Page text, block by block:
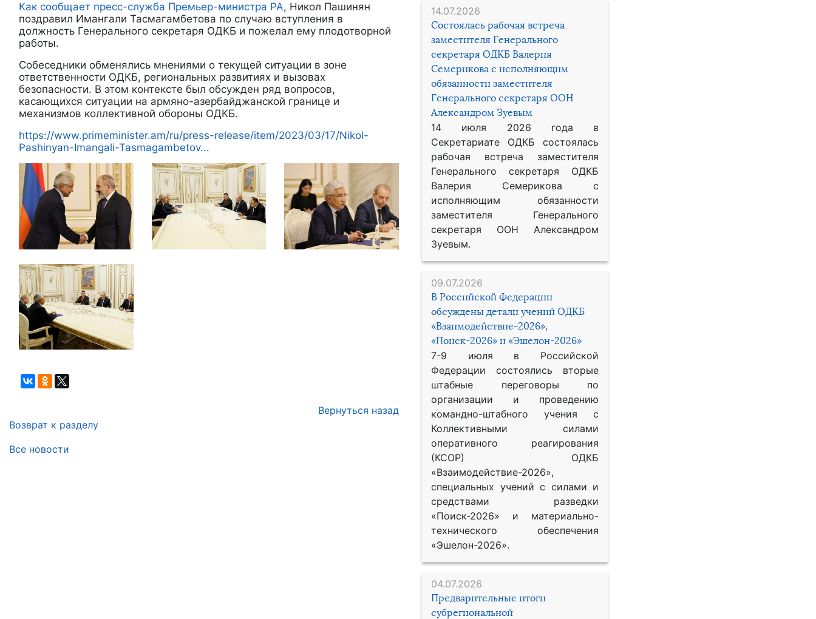
14.07.2026
Состоялась рабочая встреча
заместителя Генерального
секретаря ОДКБ Валерия
Семерикова с исполняющим
обязанности заместителя
Генерального секретаря ООН
Александром Зуевым
14 июля 2026 года в
Секретариате ОДКБ состоялась
рабочая встреча заместителя
Генерального секретаря ОДКБ
Валерия Семерикова с
исполняющим обязанности
заместителя Генерального
секретаря ООН Александром
Зуевым.
09.07.2026
В Российской Федерации
обсуждены детали учений ОДКБ
«Взаимодействие-2026»,
«Поиск-2026» и «Эшелон-2026»
7-9 июля в Российской
Федерации состоялись вторые
штабные переговоры по
организации и проведению
командно-штабного учения с
Коллективными силами
оперативного реагирования
(КСОР) ОДКБ
«Взаимодействие-2026»,
специальных учений с силами и
средствами разведки
«Поиск-2026» и материально-
технического обеспечения
«Эшелон-2026».
04.07.2026
Предварительные итоги
субрегиональной
Как сообщает пресс-служба Премьер-министра РА, Никол Пашинян
поздравил Имангали Тасмагамбетова по случаю вступления в
должность Генерального секретаря ОДКБ и пожелал ему плодотворной
работы.
Собеседники обменялись мнениями о текущей ситуации в зоне
ответственности ОДКБ, региональных развитиях и вызовах
безопасности. В этом контексте был обсужден ряд вопросов,
касающихся ситуации на армяно-азербайджанской границе и
механизмов коллективной обороны ОДКБ.
https://www.primeminister.am/ru/press-release/item/2023/03/17/Nikol-
Pashinyan-Imangali-Tasmagambetov...
Вернуться назад
Возврат к разделу
Все новости